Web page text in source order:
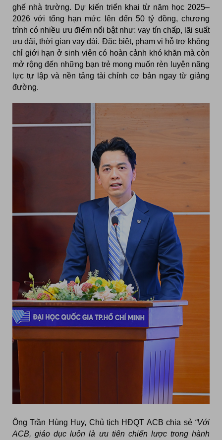
ghế nhà trường. Dự kiến triển khai từ năm học 2025–
2026 với tổng hạn mức lên đến 50 tỷ đồng, chương
trình có nhiều ưu điểm nổi bật như: vay tín chấp, lãi suất
ưu đãi, thời gian vay dài. Đặc biệt, phạm vi hỗ trợ không
chỉ giới hạn ở sinh viên có hoàn cảnh khó khăn mà còn
mở rộng đến những bạn trẻ mong muốn rèn luyện năng
lực tự lập và nền tảng tài chính cơ bản ngay từ giảng
đường.
Ông Trần Hùng Huy, Chủ tịch HĐQT ACB chia sẻ“Với
ACB, giáo dục luôn là ưu tiên chiến lược trong hành